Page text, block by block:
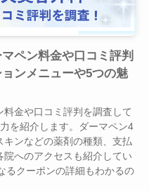
ペン料金や口コミ評判
ンメニューや5つの魅
金や口コミ評判を調査して
を紹介します。ダーマペン4
ンなどの薬剤の種類、支払
へのアクセスも紹介してい
るクーポンの詳細もわかるの